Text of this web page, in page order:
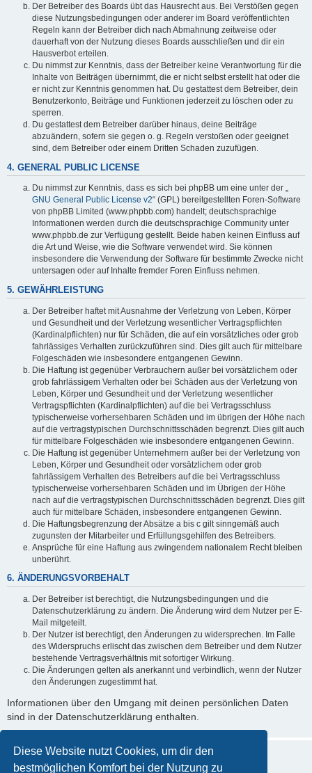
Diese Website nutzt Cookies, um dir den
bestmöglichen Komfort bei der Nutzung zu
Der Betreiber des Boards übt das Hausrecht aus. Bei Verstößen gegen
diese Nutzungsbedingungen oder anderer im Board veröffentlichten
Regeln kann der Betreiber dich nach Abmahnung zeitweise oder
dauerhaft von der Nutzung dieses Boards ausschließen und dir ein
Hausverbot erteilen.
Du nimmst zur Kenntnis, dass der Betreiber keine Verantwortung für die
Inhalte von Beiträgen übernimmt, die er nicht selbst erstellt hat oder die
er nicht zur Kenntnis genommen hat. Du gestattest dem Betreiber, dein
Benutzerkonto, Beiträge und Funktionen jederzeit zu löschen oder zu
sperren.
Du gestattest dem Betreiber darüber hinaus, deine Beiträge
abzuändern, sofern sie gegen o. g. Regeln verstoßen oder geeignet
sind, dem Betreiber oder einem Dritten Schaden zuzufügen.
4. GENERAL PUBLIC LICENSE
Du nimmst zur Kenntnis, dass es sich bei phpBB um eine unter der „
GNU General Public License v2“ (GPL) bereitgestellten Foren-Software
von phpBB Limited (www.phpbb.com) handelt; deutschsprachige
Informationen werden durch die deutschsprachige Community unter
www.phpbb.de zur Verfügung gestellt. Beide haben keinen Einfluss auf
die Art und Weise, wie die Software verwendet wird. Sie können
insbesondere die Verwendung der Software für bestimmte Zwecke nicht
untersagen oder auf Inhalte fremder Foren Einfluss nehmen.
5. GEWÄHRLEISTUNG
Der Betreiber haftet mit Ausnahme der Verletzung von Leben, Körper
und Gesundheit und der Verletzung wesentlicher Vertragspflichten
(Kardinalpflichten) nur für Schäden, die auf ein vorsätzliches oder grob
fahrlässiges Verhalten zurückzuführen sind. Dies gilt auch für mittelbare
Folgeschäden wie insbesondere entgangenen Gewinn.
Die Haftung ist gegenüber Verbrauchern außer bei vorsätzlichem oder
grob fahrlässigem Verhalten oder bei Schäden aus der Verletzung von
Leben, Körper und Gesundheit und der Verletzung wesentlicher
Vertragspflichten (Kardinalpflichten) auf die bei Vertragsschluss
typischerweise vorhersehbaren Schäden und im übrigen der Höhe nach
auf die vertragstypischen Durchschnittsschäden begrenzt. Dies gilt auch
für mittelbare Folgeschäden wie insbesondere entgangenen Gewinn.
Die Haftung ist gegenüber Unternehmern außer bei der Verletzung von
Leben, Körper und Gesundheit oder vorsätzlichem oder grob
fahrlässigem Verhalten des Betreibers auf die bei Vertragsschluss
typischerweise vorhersehbaren Schäden und im Übrigen der Höhe
nach auf die vertragstypischen Durchschnittsschäden begrenzt. Dies gilt
auch für mittelbare Schäden, insbesondere entgangenen Gewinn.
Die Haftungsbegrenzung der Absätze a bis c gilt sinngemäß auch
zugunsten der Mitarbeiter und Erfüllungsgehilfen des Betreibers.
Ansprüche für eine Haftung aus zwingendem nationalem Recht bleiben
unberührt.
6. ÄNDERUNGSVORBEHALT
Der Betreiber ist berechtigt, die Nutzungsbedingungen und die
Datenschutzerklärung zu ändern. Die Änderung wird dem Nutzer per E-
Mail mitgeteilt.
Der Nutzer ist berechtigt, den Änderungen zu widersprechen. Im Falle
des Widerspruchs erlischt das zwischen dem Betreiber und dem Nutzer
bestehende Vertragsverhältnis mit sofortiger Wirkung.
Die Änderungen gelten als anerkannt und verbindlich, wenn der Nutzer
den Änderungen zugestimmt hat.
Informationen über den Umgang mit deinen persönlichen Daten
sind in der Datenschutzerklärung enthalten.